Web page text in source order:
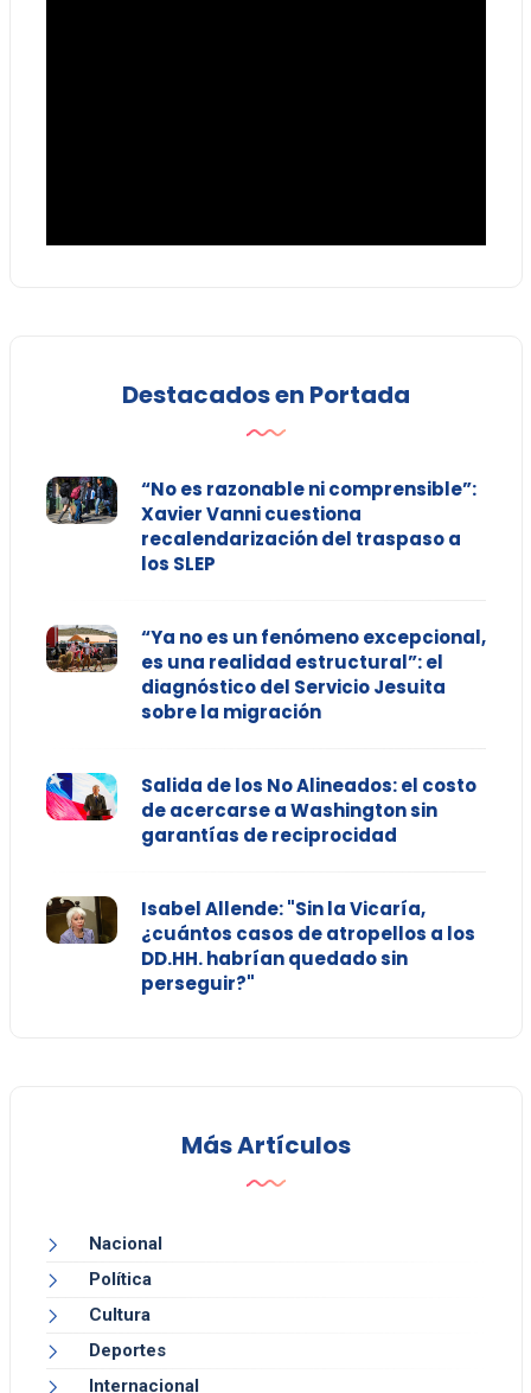
Destacados en Portada
“No es razonable ni comprensible”:
Xavier Vanni cuestiona
recalendarización del traspaso a
los SLEP
“Ya no es un fenómeno excepcional,
es una realidad estructural”: el
diagnóstico del Servicio Jesuita
sobre la migración
Salida de los No Alineados: el costo
de acercarse a Washington sin
garantías de reciprocidad
Isabel Allende: "Sin la Vicaría,
¿cuántos casos de atropellos a los
DD.HH. habrían quedado sin
perseguir?"
Más Artículos
Nacional
Política
Cultura
Deportes
Internacional